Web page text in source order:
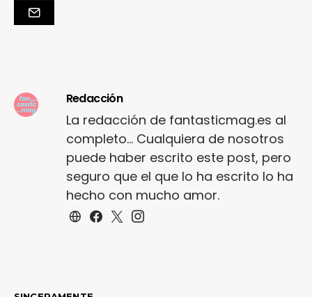
Redacción
La redacción de fantasticmag.es al
completo... Cualquiera de nosotros
puede haber escrito este post, pero
seguro que el que lo ha escrito lo ha
hecho con mucho amor.